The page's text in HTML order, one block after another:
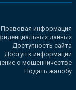
Правовая информация
данных
Доступность сайта
Доступ к информации
о мошенничестве
Подать жалобу